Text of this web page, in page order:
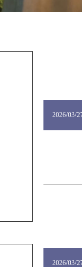
2026/03/
2026/03/